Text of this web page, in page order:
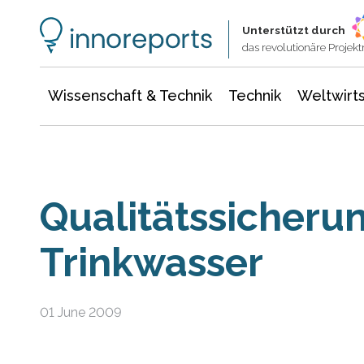
Unterstützt durch
das revolutionäre
Wissenschaft & Technik Technik
Trinkwasser
01 June 2009